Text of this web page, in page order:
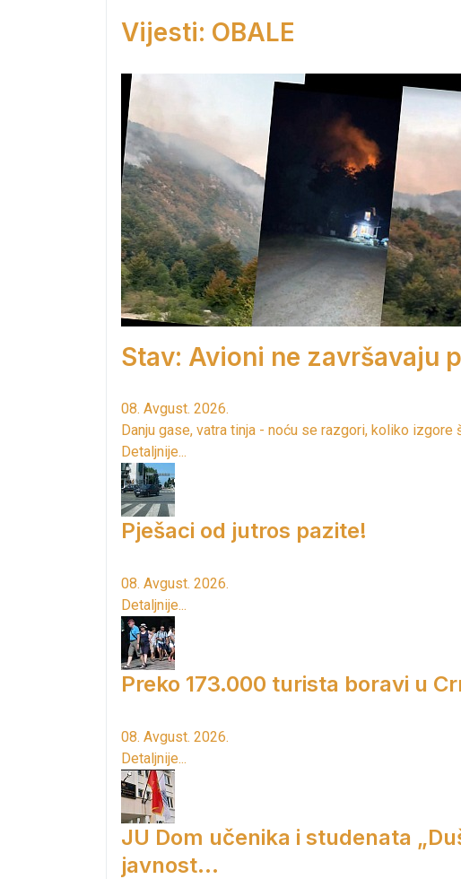
Vijesti: OBALE
Stav: Avioni ne završavaju
08. Avgust. 2026.
Danju gase, vatra tinja - noću se razgori, koliko izgore
Detaljnije...
Pješaci od jutros pazite!
08. Avgust. 2026.
Detaljnije...
Preko 173.000 turista boravi u
08. Avgust. 2026.
Detaljnije...
JU Dom učenika i studenata
javnost...